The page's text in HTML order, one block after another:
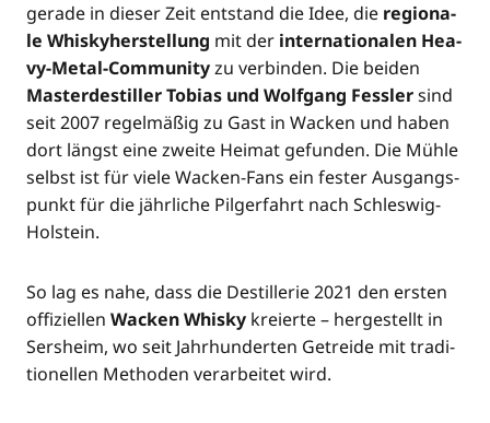
gera­de in die­ser Zeit ent­stand die Idee, die regio­na­
le Whis­ky­her­stel­lung mit der inter­na­tio­na­len Hea­
vy-Metal-Com­mu­ni­tyzu ver­bin­den. Die bei­den
Mas­ter­de­stil­ler Tobi­as und Wolf­gang Fess­lersind
seit 2007 regel­mä­ßig zu Gast in Wacken und haben
dort längst eine zwei­te Hei­mat gefun­den. Die Müh­le
selbst ist für vie­le Wacken-Fans ein fes­ter Aus­gangs­
punkt für die jähr­li­che Pil­ger­fahrt nach Schleswig-
Holstein.
So lag es nahe, dass die Destil­le­rie 2021 den ers­ten
offi­zi­el­len Wacken Whis­kykre­ierte – her­ge­stellt in
Sers­heim, wo seit Jahr­hun­der­ten Getrei­de mit tra­di­
tio­nel­len Metho­den ver­ar­bei­tet wird.